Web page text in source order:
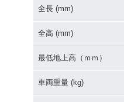
全長 (mm)
全高 (mm)
最低地上高（ｍｍ）
車両重量 (kg)